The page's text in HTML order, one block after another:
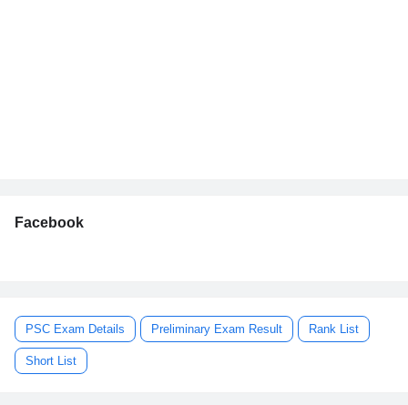
Facebook
PSC Exam Details Preliminary Exam Result Rank List
Short List